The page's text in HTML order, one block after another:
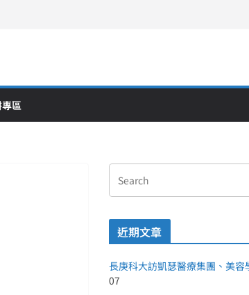
區
近期文章
長庚科大訪凱瑟醫療集團、美容
07